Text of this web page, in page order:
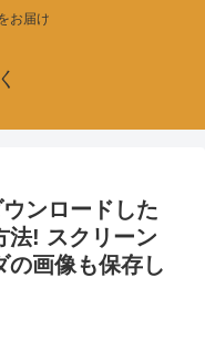
お届け
ンロードした
法! スクリーン
の画像も保存し